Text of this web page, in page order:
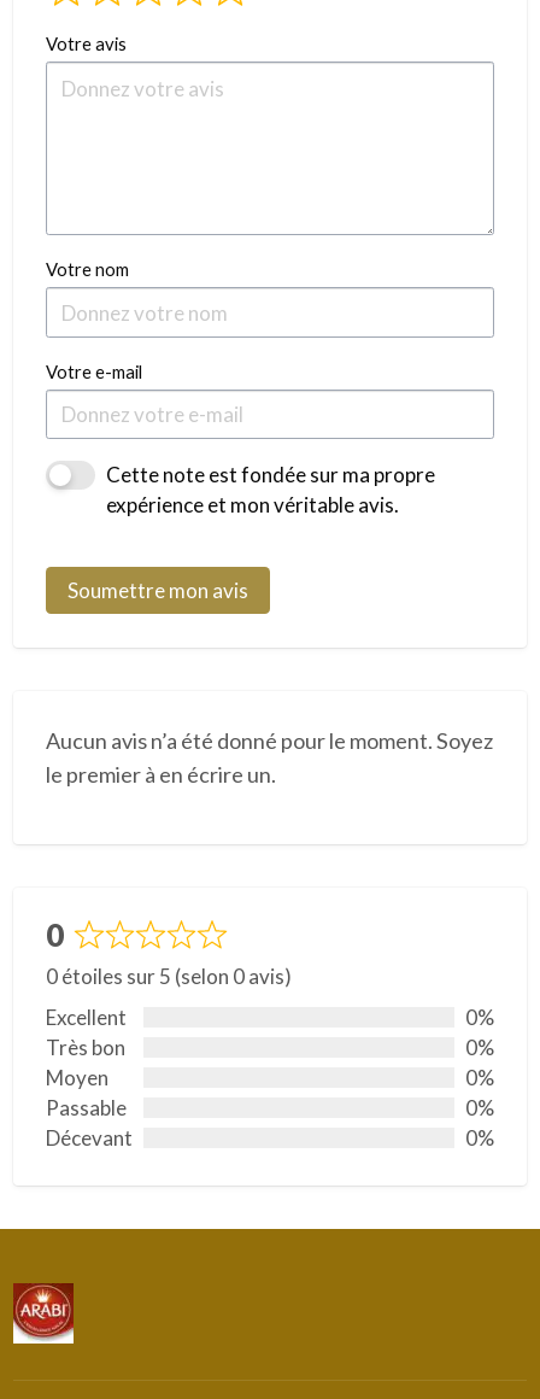
Votre avis
Votre nom
Votre e-mail
Cette note est fondée sur ma propre
expérience et mon véritable avis.
Soumettre mon avis
Aucun avis n’a été donné pour le moment. Soyez
le premier à en écrire un.
0
N
o
t
é
0
s
u
5
0 étoiles sur 5 (selon 0 avis)
Excellent
0%
Très bon
0%
Moyen
0%
Passable
0%
Décevant
0%